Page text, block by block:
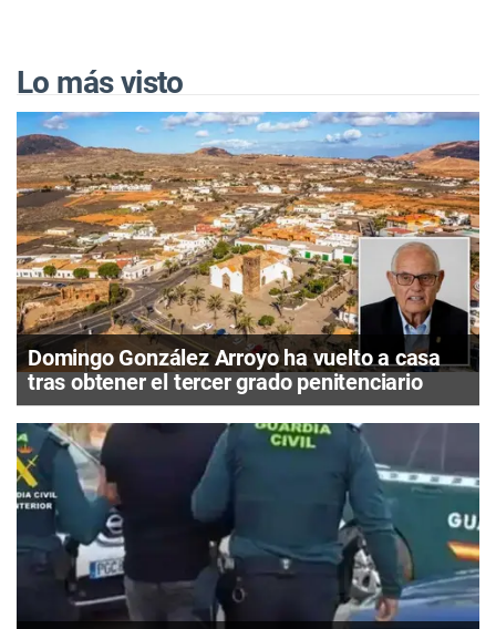
Lo más visto
Domingo González Arroyo ha vuelto a casa
tras obtener el tercer grado penitenciario